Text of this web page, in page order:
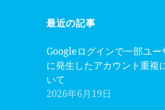
最近の記事
Googleログインで一部ユー
に発生したアカウント重複
いて
2026年6月19日